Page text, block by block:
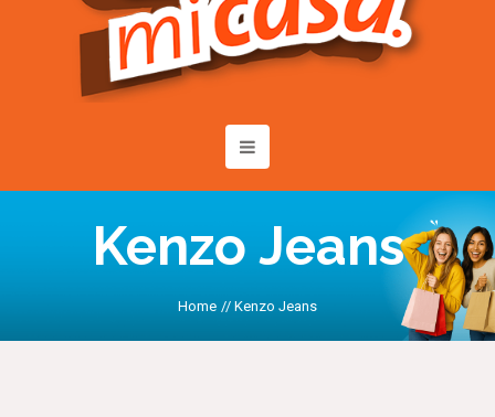
Kenzo Jeans
Home // Kenzo Jeans